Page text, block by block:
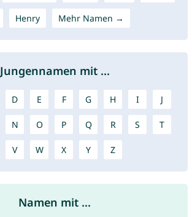
Henry Mehr Namen →
Jungennamen mit ...
D E F G H I J
N O P Q R S T
V W X Y Z
Namen mit ...